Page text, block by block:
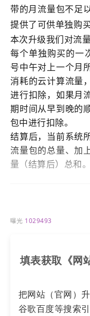
带的月流量包不足
提供了可供单独购
本次升级我们对流
每个单独购买的一
号中午对上一个月
消耗的云计算流量
进行扣除，如果月
期时间从早到晚的
包中进行扣除。
结算后，当前系统
流量包的总量、加
量（结算后）总和。
ii. 新增云服务器流
对于购置了一次性
以查看当前可用总
中查看月流量包、
曝光 1029493
填表获取《网
把网站（官网）
谷歌百度等搜索